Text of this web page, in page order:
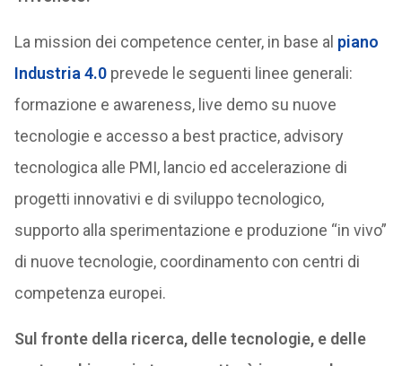
La mission dei competence center, in base al piano
Industria 4.0 prevede le seguenti linee generali:
formazione e awareness, live demo su nuove
tecnologie e accesso a best practice, advisory
tecnologica alle PMI, lancio ed accelerazione di
progetti innovativi e di sviluppo tecnologico,
supporto alla sperimentazione e produzione “in vivo”
di nuove tecnologie, coordinamento con centri di
competenza europei.
Sul fronte della ricerca, delle tecnologie, e delle